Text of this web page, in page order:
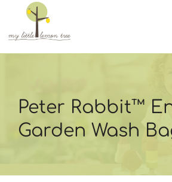
Μετάβαση
περιεχόμενο
Peter Rabbit™
Garden Wash